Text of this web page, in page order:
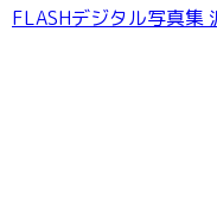
FLASHデジタル写真集